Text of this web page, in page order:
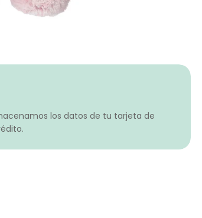
los datos de tu tarjeta de